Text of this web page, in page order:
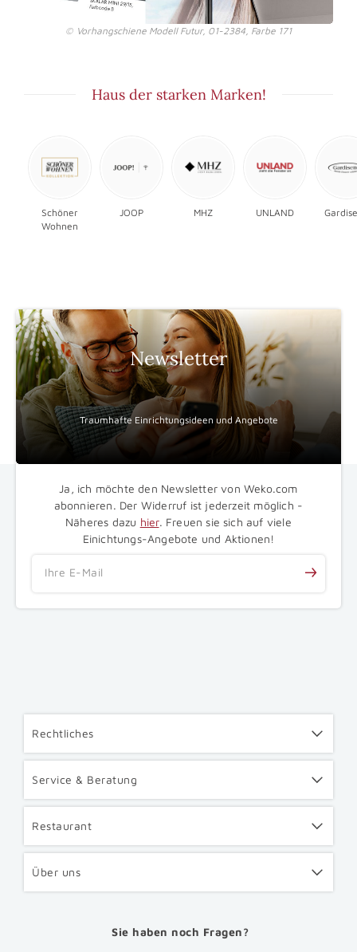
Vorhangschiene Modell Futur, 01-2384, Farbe 171
Haus der starken Marken!
Schöner
Wohnen
JOOP MHZ UNLAND
Newsletter
Traumhafte Einrichtungsideen und Angebote
Ja, ich möchte den Newsletter von Weko.com
abonnieren. Der Widerruf ist jederzeit möglich -
Näheres dazu hier. Freuen sie sich auf viele
Einichtungs-Angebote und Aktionen!
Ihre E-Mail
Rechtliches
Service & Beratung
Restaurant
Über uns
Sie haben noch Fragen?